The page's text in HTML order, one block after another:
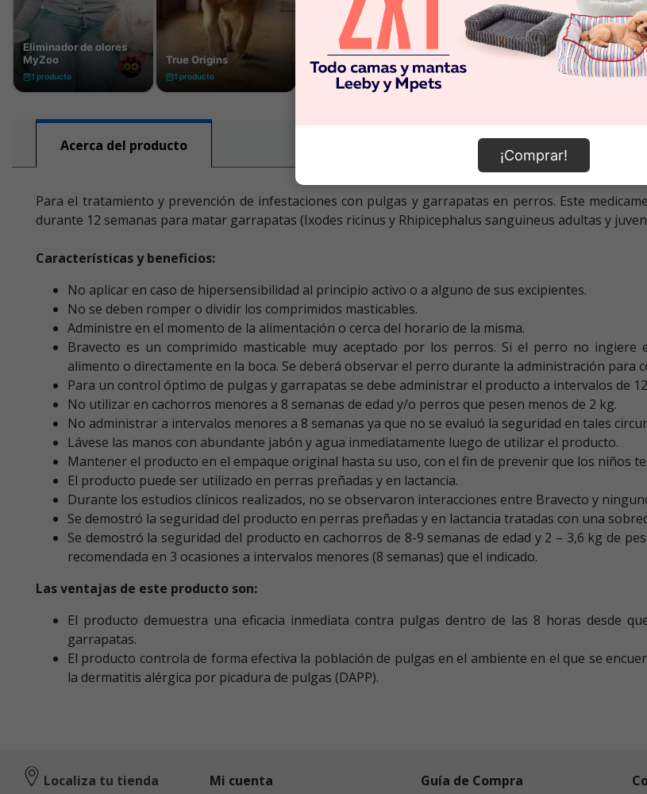
Acerca del producto
Para el tratamiento y prevención de infestaciones con pulgas y garrapatas en perros. Este
durante 12 semanas para matar garrapatas (Ixodes ricinus y Rhipicephalus sanguineus adultas y
Características y beneficios:
No aplicar en caso de hipersensibilidad al principio activo o a alguno de sus excipientes.
No se deben romper o dividir los comprimidos masticables.
Administre en el momento de la alimentación o cerca del horario de la misma.
Bravecto es un comprimido masticable muy aceptado por los perros. Si el perro no
alimento o directamente en la boca. Se deberá observar el perro durante la administración para
Para un control óptimo de pulgas y garrapatas se debe administrar el producto a intervalos de
No utilizar en cachorros menores a 8 semanas de edad y/o perros que pesen menos de 2 kg.
No administrar a intervalos menores a 8 semanas ya que no se evaluó la seguridad en tales
Lávese las manos con abundante jabón y agua inmediatamente luego de utilizar el producto.
Mantener el producto en el empaque original hasta su uso, con el fin de prevenir que los niños
El producto puede ser utilizado en perras preñadas y en lactancia.
Durante los estudios clínicos realizados, no se observaron interacciones entre Bravecto y
Se demostró la seguridad del producto en perras preñadas y en lactancia tratadas con una
Se demostró la seguridad del producto en cachorros de 8-9 semanas de edad y 2 – 3,6 kg de
recomendada en 3 ocasiones a intervalos menores (8 semanas) que el indicado.
Las ventajas de este producto son:
El producto demuestra una eficacia inmediata contra pulgas dentro de las 8 horas desde
garrapatas.
El producto controla de forma efectiva la población de pulgas en el ambiente en el que se
la dermatitis alérgica por picadura de pulgas (DAPP).
¡Comprar!
Localiza tu tienda Mi cuenta Guía de Compra